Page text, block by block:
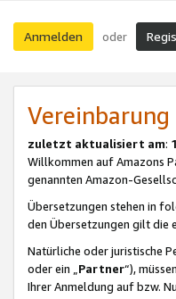
Anmelden oder
zuletzt aktualisiert am:
Willkommen auf Amazons
genannten Amazon-
Übersetzungen stehen in
den Übersetzungen gilt die
Natürliche oder juristische
oder ein „Partner“),
Ihrer Anmeldung auf bzw.